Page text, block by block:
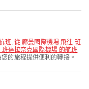
班, 從 廊曼國際機場 飛往 班
達拉奈克國際機場 的航班
的旅程提供便利的轉接。